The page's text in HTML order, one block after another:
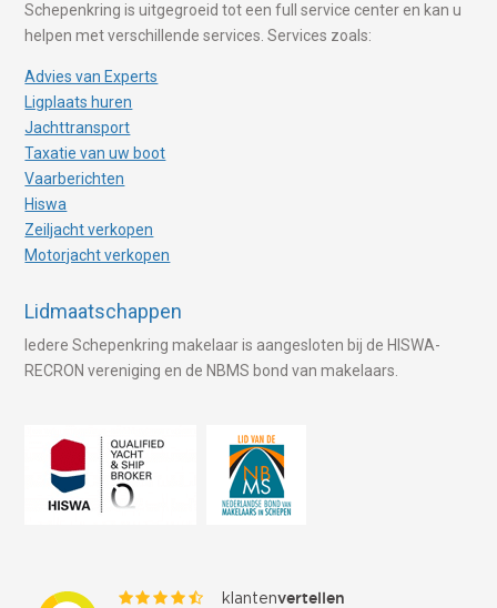
Schepenkring is uitgegroeid tot een full service center en kan u
helpen met verschillende services. Services zoals:
Advies van Experts
Ligplaats huren
Jachttransport
Taxatie van uw boot
Vaarberichten
Hiswa
Zeiljacht verkopen
Motorjacht verkopen
Lidmaatschappen
Iedere Schepenkring makelaar is aangesloten bij de HISWA-
RECRON vereniging en de NBMS bond van makelaars.